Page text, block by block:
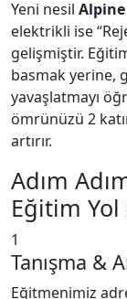
Yeni nesil Alpine
elektrikli ise
gelişmiştir.
basmak yerine,
yavaşlatmayı
ömrünüzü 2
artırır.
Adım
Eğitim Yol
1
Tanışma &
Eğitmenimiz